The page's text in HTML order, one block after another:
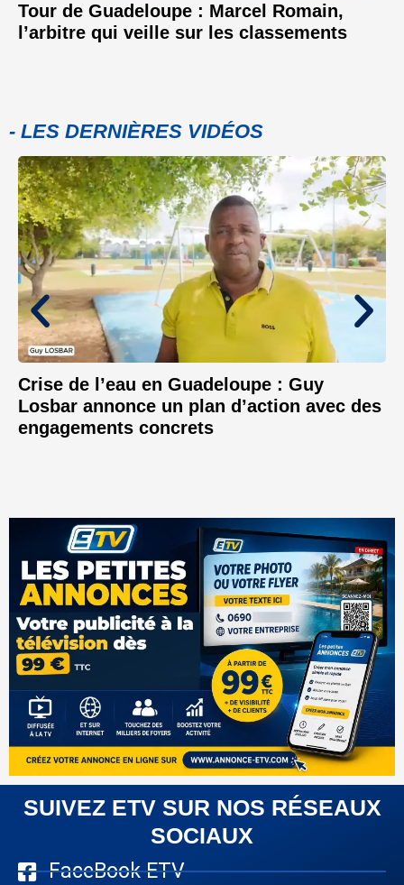
Tour de Guadeloupe : Marcel Romain,
l’arbitre qui veille sur les classements
- LES DERNIÈRES VIDÉOS
Crise de l’eau en Guadeloupe : Guy
Losbar annonce un plan d’action avec des
engagements concrets
SUIVEZ ETV SUR NOS RÉSEAUX
SOCIAUX
FaceBook ETV